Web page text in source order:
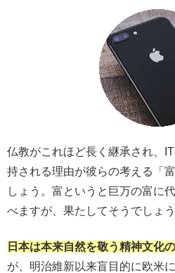
仏教がこれほど長く継承され、
持される理由が彼らの考える「
しょう。富というと巨万の富に
べますが、果たしてそうでしょ
日本は本来自然を敬う精神文化
が、明治維新以来盲目的に欧米